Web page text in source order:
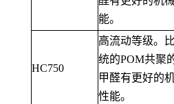
能。
HC750
高流动等级。
统的POM共聚
甲醛有更好的
性能。